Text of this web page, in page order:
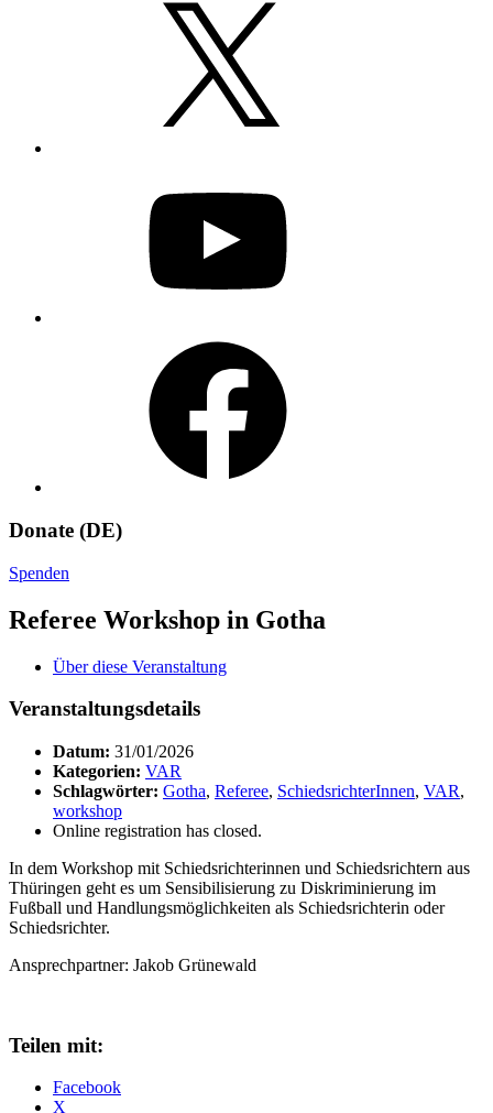
Donate (DE)
Spenden
Referee Workshop in Gotha
Über diese Veranstaltung
Veranstaltungsdetails
Datum: 31/01/2026
Kategorien: VAR
Schlagwörter: Gotha, Referee, SchiedsrichterInnen, VAR,
workshop
Online registration has closed.
In dem Workshop mit Schiedsrichterinnen und Schiedsrichtern aus
Thüringen geht es um Sensibilisierung zu Diskriminierung im
Fußball und Handlungsmöglichkeiten als Schiedsrichterin oder
Schiedsrichter.
Ansprechpartner: Jakob Grünewald
Teilen mit:
Facebook
X